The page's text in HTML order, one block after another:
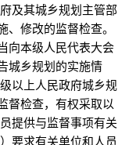
其城乡规划主管部
修改的监督检查。
本级人民代表大会
城乡规划的实施情
上人民政府城乡规
督检查，有权采取以
供与监督事项有关
求有关单位和人员